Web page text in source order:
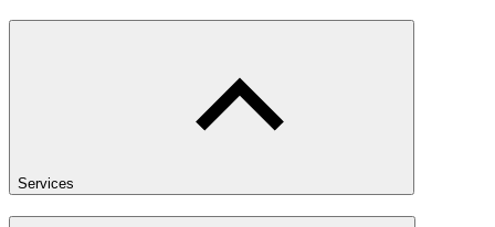
Services